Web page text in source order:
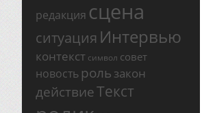
редакция сцена
ситуация Интервью
контекст символ совет
новость роль закон
действиеТекст